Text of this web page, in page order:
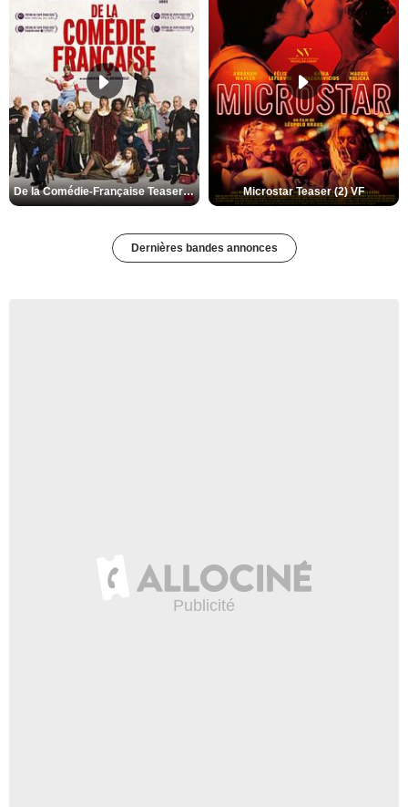
De la Comédie-Française Teaser (3) VF Microstar Teaser (2) VF
Dernières bandes annonces